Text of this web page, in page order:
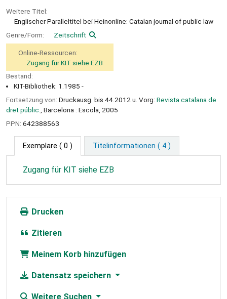
Weitere Titel:
Englischer Paralleltitel bei Heinonline: Catalan journal of public law
Genre/Form:
Zeitschrift
Online-Ressourcen:
Zugang für KIT siehe EZB
Bestand:
KIT-Bibliothek: 1.1985 -
Fortsetzung von: Druckausg. bis 44.2012 u. Vorg: Revista catalana de
dret públic.
, Barcelona : Escola, 2005
PPN: 642388563
Exemplare ( 0 ) Titelinformationen ( 4 )
Zugang für KIT siehe EZB
Drucken
Zitieren
Meinem Korb hinzufügen
Datensatz speichern
Weitere Suchen